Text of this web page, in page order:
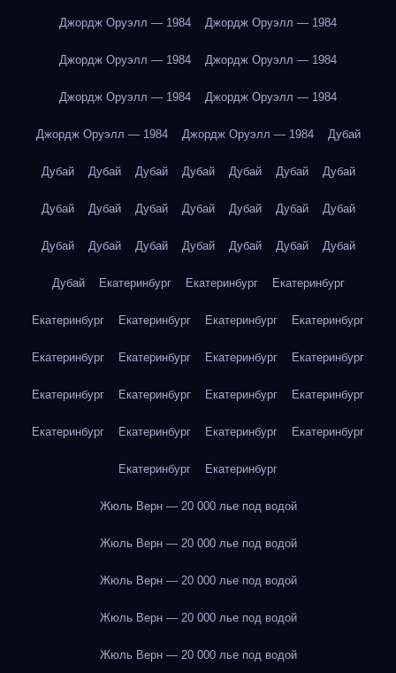
Джордж Оруэлл — 1984 Джордж Оруэлл — 1984
Джордж Оруэлл — 1984 Джордж Оруэлл — 1984
Джордж Оруэлл — 1984 Джордж Оруэлл — 1984
Джордж Оруэлл — 1984 Джордж Оруэлл — 1984 Дубай
Дубай Дубай Дубай Дубай Дубай Дубай Дубай
Дубай Дубай Дубай Дубай Дубай Дубай Дубай
Дубай Дубай Дубай Дубай Дубай Дубай Дубай
Дубай Екатеринбург Екатеринбург Екатеринбург
Екатеринбург Екатеринбург Екатеринбург Екатеринбург
Екатеринбург Екатеринбург Екатеринбург Екатеринбург
Екатеринбург Екатеринбург Екатеринбург Екатеринбург
Екатеринбург Екатеринбург Екатеринбург Екатеринбург
Екатеринбург Екатеринбург
Жюль Верн — 20 000 лье под водой
Жюль Верн — 20 000 лье под водой
Жюль Верн — 20 000 лье под водой
Жюль Верн — 20 000 лье под водой
Жюль Верн — 20 000 лье под водой